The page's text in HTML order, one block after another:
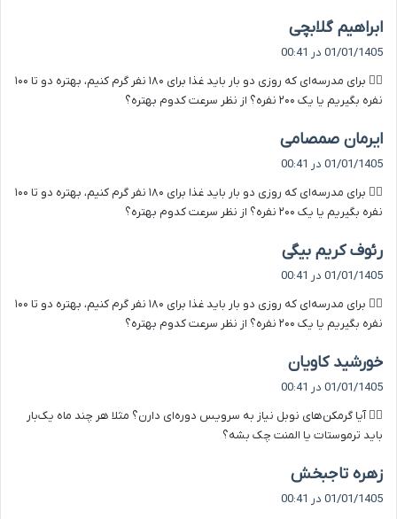
ابراهیم گلابچی
ف
:
01/01/1405 در 00:41
۷️⃣ برای مدرسه‌ای که روزی دو بار باید غذا برای ۱۸۰ نفر گرم کنیم، بهتره دو تا ۱۰۰
نفره بگیریم یا یک ۲۰۰ نفره؟ از نظر سرعت کدوم بهتره؟
ایرمان صمصامی
:
01/01/1405 در 00:41
۷️⃣ برای مدرسه‌ای که روزی دو بار باید غذا برای ۱۸۰ نفر گرم کنیم، بهتره دو تا ۱۰۰
نفره بگیریم یا یک ۲۰۰ نفره؟ از نظر سرعت کدوم بهتره؟
رئوف کریم بیگی
:
01/01/1405 در 00:41
۷️⃣ برای مدرسه‌ای که روزی دو بار باید غذا برای ۱۸۰ نفر گرم کنیم، بهتره دو تا ۱۰۰
نفره بگیریم یا یک ۲۰۰ نفره؟ از نظر سرعت کدوم بهتره؟
خورشید کاویان
ف
:
01/01/1405 در 00:41
۸️⃣ آیا گرمکن‌های نوبل نیاز به سرویس دوره‌ای دارن؟ مثلا هر چند ماه یک‌بار
باید ترموستات یا المنت چک بشه؟
زهره تاجبخش
ف
01/01/1405 در 00:41